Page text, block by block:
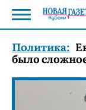
Политика:
было